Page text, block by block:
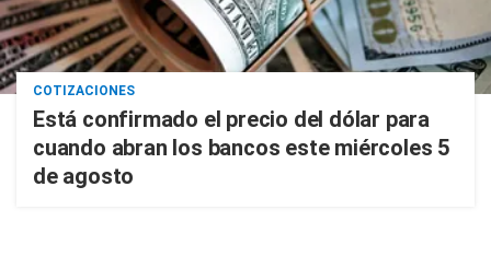
COTIZACIONES
Está confirmado el precio del dólar para
cuando abran los bancos este miércoles 5
de agosto